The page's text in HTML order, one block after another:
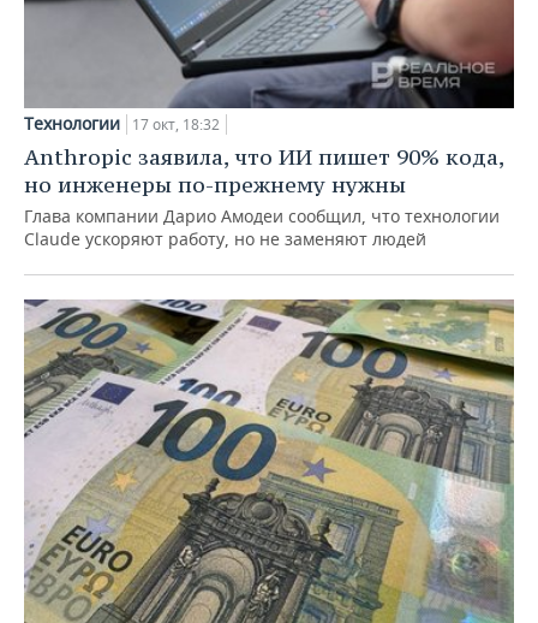
Технологии 17 окт, 18:32
Anthropic заявила, что ИИ пишет 90% кода,
но инженеры по-прежнему нужны
Глава компании Дарио Амодеи сообщил, что технологии
Claude ускоряют работу, но не заменяют людей